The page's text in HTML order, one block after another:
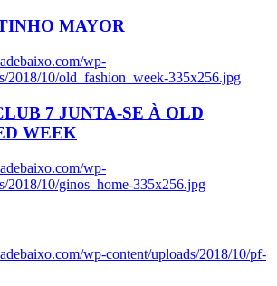
MAYOR
wp-
2018/10/old_fashion_week-335x256.jpg
7 JUNTA-SE À OLD
WEEK
wp-
2018/10/ginos_home-335x256.jpg
wp-content/uploads/2018/10/pf-